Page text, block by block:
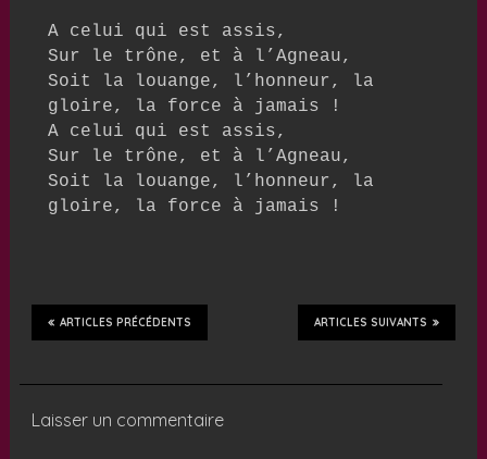
A celui qui est assis,
Sur le trône, et à l’Agneau,
Soit la louange, l’honneur, la
gloire, la force à jamais !
A celui qui est assis,
Sur le trône, et à l’Agneau,
Soit la louange, l’honneur, la
gloire, la force à jamais !
ARTICLES SUIVANTS
ARTICLES PRÉCÉDENTS
Laisser un commentaire